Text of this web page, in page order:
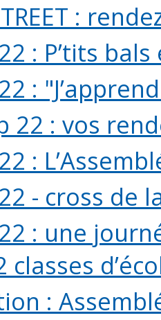
:
: P’tits
:
22 : vos
22 :
- cross de
: une
classes
: